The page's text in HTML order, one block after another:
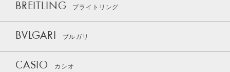
BREITLING ブライトリング
BVLGARI ブルガリ
CASIO カシオ